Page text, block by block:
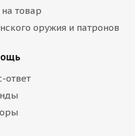
на товар
оружия и патронов
ответ